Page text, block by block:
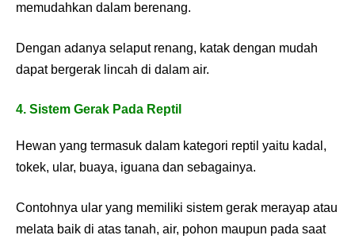
memudahkan dalam berenang.
Dengan adanya selaput renang, katak dengan mudah
dapat bergerak lincah di dalam air.
4. Sistem Gerak Pada Reptil
Hewan yang termasuk dalam kategori reptil yaitu kadal,
tokek, ular, buaya, iguana dan sebagainya.
Contohnya ular yang memiliki sistem gerak merayap atau
melata baik di atas tanah, air, pohon maupun pada saat